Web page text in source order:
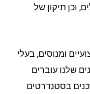
תיקון של
ומנוסים, בעלי
עוברים
בסטנדרטים